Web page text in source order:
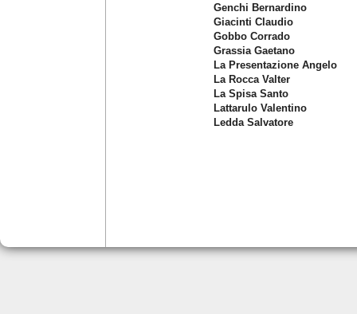
Genchi Bernardino
Giacinti Claudio
Gobbo Corrado
Grassia Gaetano
La Presentazione Angelo
La Rocca Valter
La Spisa Santo
Lattarulo Valentino
Ledda Salvatore